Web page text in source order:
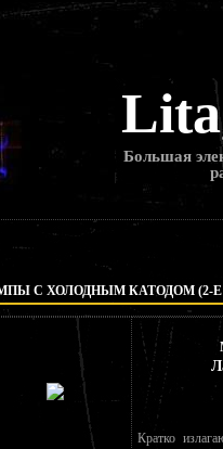
Большая
С ХОЛОДНЫМ КАТОДОМ (2-Е
Кратко